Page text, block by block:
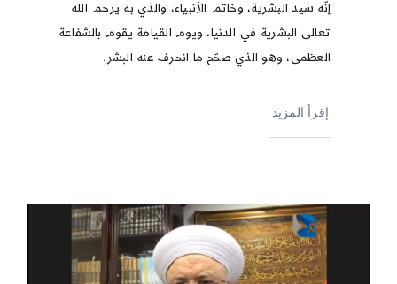
إنّه سيد البشرية، وخاتم الأنبياء، والذي به يرحم الله
تعالى البشرية في الدنيا، ويوم القيامة يقوم بالشفاعة
العظمى، وهو الذي صحّح ما انحرف عنه البشر.
إقرأ المزيد